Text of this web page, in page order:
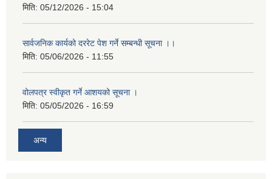
मिति: 05/12/2026 - 15:04
सार्वजनिक कार्यको दररेट पेश गर्ने सम्बन्धी सूचना ।।
मिति: 05/06/2026 - 11:55
वोलपत्र स्वीकृत गर्ने आशयको सूचना ।
मिति: 05/05/2026 - 16:59
अन्य